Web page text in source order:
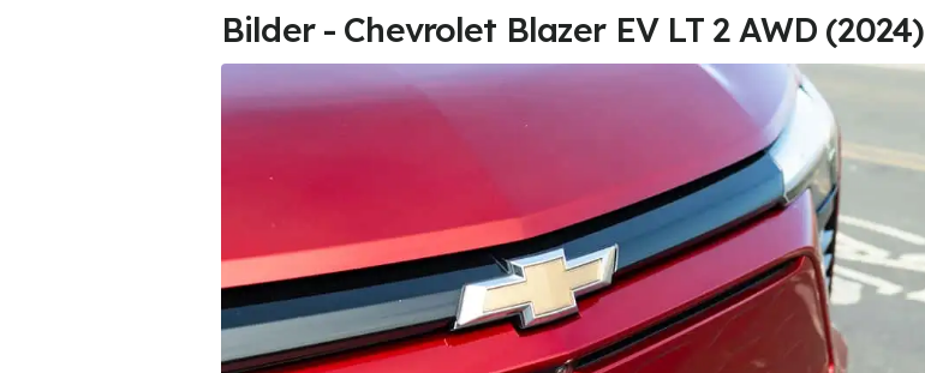
Bilder - Chevrolet Blazer EV LT 2 AWD (2024)